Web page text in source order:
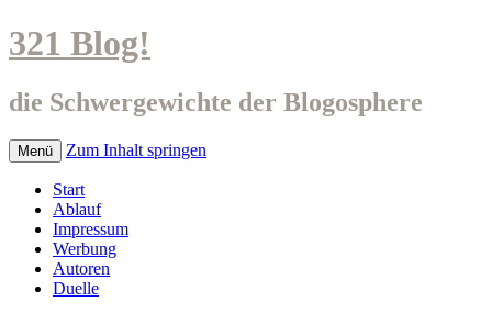
321 Blog!
die Schwergewichte der Blogosphere
Menü Zum Inhalt springen
Start
Ablauf
Impressum
Werbung
Autoren
Duelle